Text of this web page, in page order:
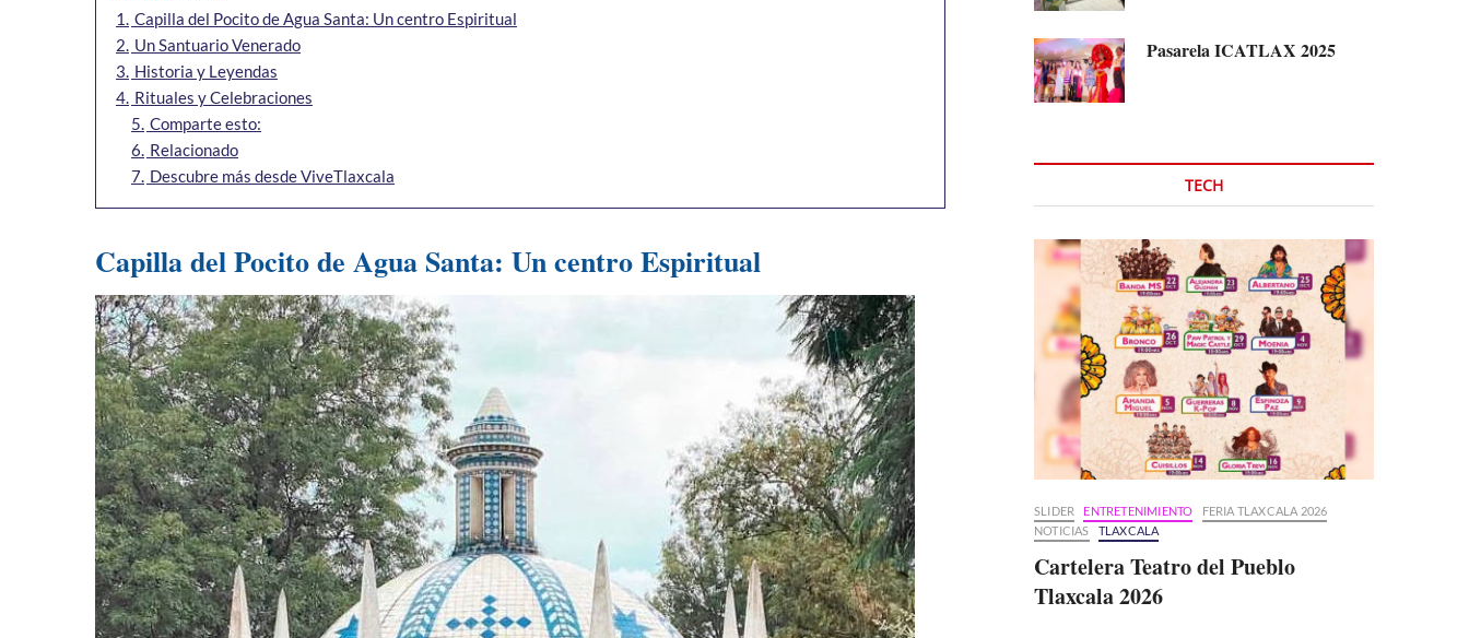
1. Capilla del Pocito de Agua Santa: Un centro Espiritual
2. Un Santuario Venerado
3. Historia y Leyendas
4. Rituales y Celebraciones
5. Comparte esto:
6. Relacionado
7. Descubre más desde ViveTlaxcala
Capilla del Pocito de Agua Santa: Un centro Espiritual
Pasarela ICATLAX 2025
TECH
SLIDER ENTRETENIMIENTO
FERIA TLAXCALA 2026
NOTICIAS
TLAXCALA
Cartelera Teatro del Pueblo
Tlaxcala 2026